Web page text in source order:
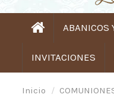
ABANICOS
INVITACIONES
Inicio